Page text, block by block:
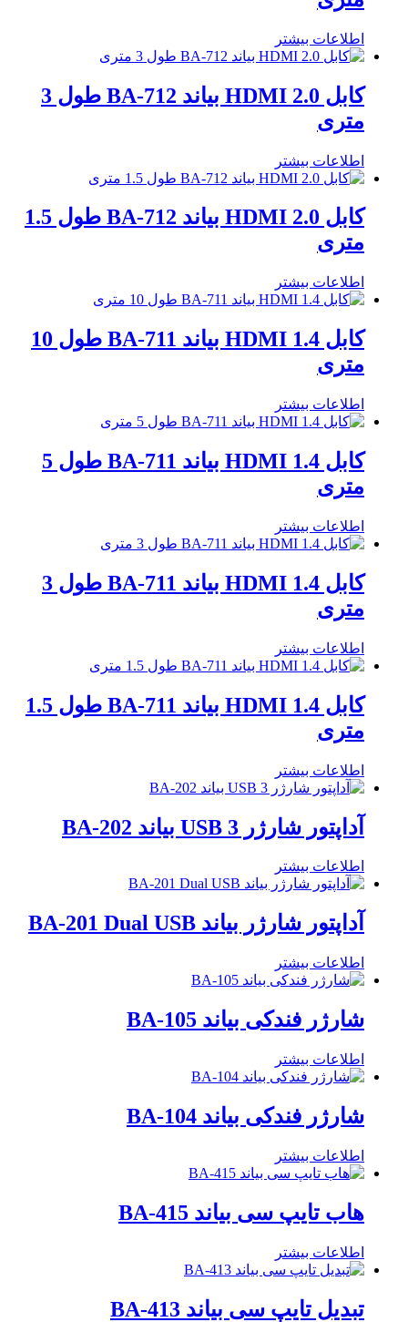
اطلاعات بیشتر
کابل HDMI 2.0 بیاند BA-712 طول 3
متری
اطلاعات بیشتر
کابل HDMI 2.0 بیاند BA-712 طول 1.5
متری
اطلاعات بیشتر
کابل HDMI 1.4 بیاند BA-711 طول 10
متری
اطلاعات بیشتر
کابل HDMI 1.4 بیاند BA-711 طول 5
متری
اطلاعات بیشتر
کابل HDMI 1.4 بیاند BA-711 طول 3
متری
اطلاعات بیشتر
کابل HDMI 1.4 بیاند BA-711 طول 1.5
متری
اطلاعات بیشتر
آداپتور شارژر 3 USB بیاند BA-202
اطلاعات بیشتر
آداپتور شارژر بیاند BA-201 Dual USB
اطلاعات بیشتر
شارژر فندکی بیاند BA-105
اطلاعات بیشتر
شارژر فندکی بیاند BA-104
اطلاعات بیشتر
هاب تایپ سی بیاند BA-415
اطلاعات بیشتر
تبدیل تایپ سی بیاند BA-413